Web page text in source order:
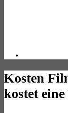
Kosten
kostet